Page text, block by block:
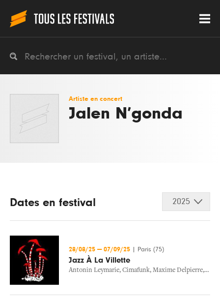
Artiste en concert
Jalen N’gonda
Dates en festival 2025
28/08/25 — 07/09/25 Paris (75)
Jazz À La Villette
Antonin Leymarie, Cimafunk, Maxime Delpierre, Rita